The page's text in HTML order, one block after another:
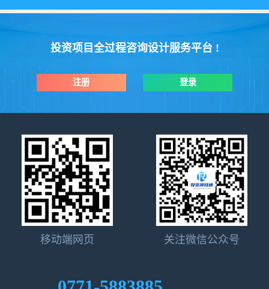
投资项目全过程咨询设计服务平台 !
注册 登录
移动端网页 关注微信公众号